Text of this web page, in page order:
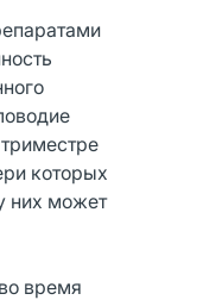
которых
них может
время